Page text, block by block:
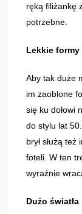
ręką filiżankę
potrzebne.
Lekkie formy
Aby tak duże
im zaoblone
się ku dołowi
do stylu lat
brył służą
foteli. W ten
wyraźnie
Dużo światła